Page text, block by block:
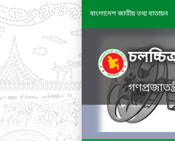
বাংলাদেশ জাতীয় তথ্য বাতায়ন